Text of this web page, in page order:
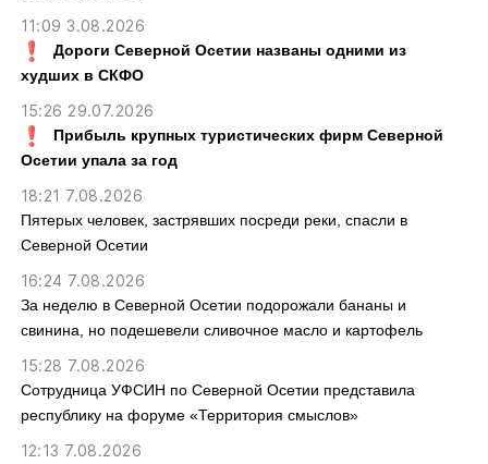
11:09 3.08.2026
Дороги Северной Осетии названы одними из
худших в СКФО
15:26 29.07.2026
Прибыль крупных туристических фирм Северной
Осетии упала за год
18:21 7.08.2026
Пятерых человек, застрявших посреди реки, спасли в
Северной Осетии
16:24 7.08.2026
За неделю в Северной Осетии подорожали бананы и
свинина, но подешевели сливочное масло и картофель
15:28 7.08.2026
Сотрудница УФСИН по Северной Осетии представила
республику на форуме «Территория смыслов»
12:13 7.08.2026